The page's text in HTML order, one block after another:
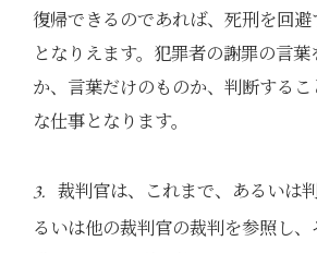
復帰できるのであれば、死刑を回
となりえます。犯罪者の謝罪の言
か、言葉だけのものか、判断する
な仕事となります。
3. 裁判官は、これまで、あるいは
るいは他の裁判官の裁判を参照し